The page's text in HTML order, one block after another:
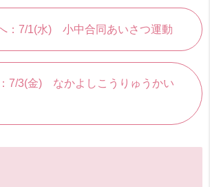
：7/1(水) 小中合同あいさつ運動
7/3(金) なかよしこうりゅうかい